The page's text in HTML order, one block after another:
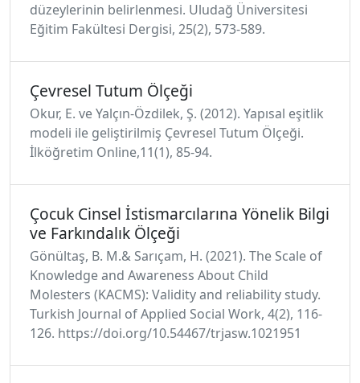
düzeylerinin belirlenmesi. Uludağ Üniversitesi
Eğitim Fakültesi Dergisi, 25(2), 573-589.
Çevresel Tutum Ölçeği
Okur, E. ve Yalçın-Özdilek, Ş. (2012). Yapısal eşitlik
modeli ile geliştirilmiş Çevresel Tutum Ölçeği.
İlköğretim Online,11(1), 85-94.
Çocuk Cinsel İstismarcılarına Yönelik Bilgi
ve Farkındalık Ölçeği
Gönültaş, B. M.& Sarıçam, H. (2021). The Scale of
Knowledge and Awareness About Child
Molesters (KACMS): Validity and reliability study.
Turkish Journal of Applied Social Work, 4(2), 116-
126. https://doi.org/10.54467/trjasw.1021951